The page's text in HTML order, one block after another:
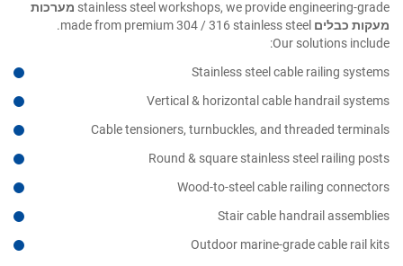
stainless steel workshops, we provide engineering-grade מערכות
מעקות כבלים
Our solutions include:
Stainless steel cable railing systems
Vertical & horizontal cable handrail systems
Cable tensioners, turnbuckles, and threaded terminals
Round & square stainless steel railing posts
Wood-to-steel cable railing connectors
Stair cable handrail assemblies
Outdoor marine-grade cable rail kits